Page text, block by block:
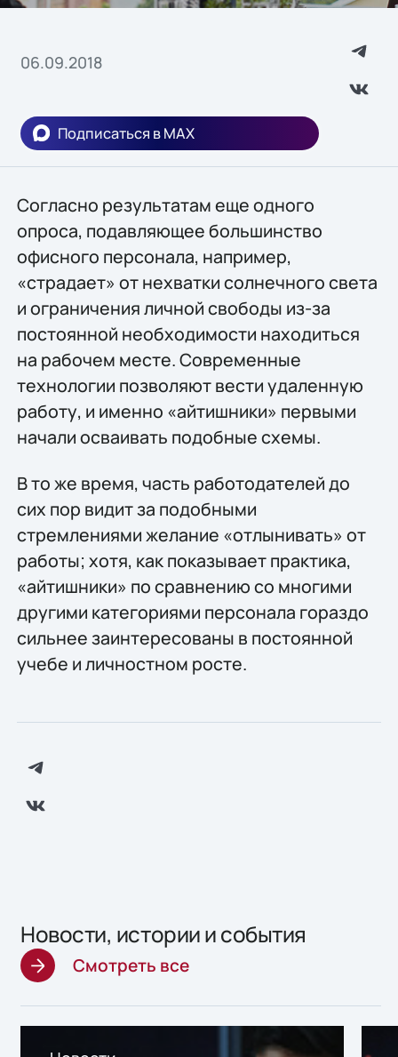
06.09.2018
Подписаться в MAX
Согласно результатам еще одного
опроса, подавляющее большинство
офисного персонала, например,
«страдает» от нехватки солнечного света
и ограничения личной свободы из-за
постоянной необходимости находиться
на рабочем месте. Современные
технологии позволяют вести удаленную
работу, и именно «айтишники» первыми
начали осваивать подобные схемы.
В то же время, часть работодателей до
сих пор видит за подобными
стремлениями желание «отлынивать» от
работы; хотя, как показывает практика,
«айтишники» по сравнению со многими
другими категориями персонала гораздо
сильнее заинтересованы в постоянной
учебе и личностном росте.
Новости, истории и события
Смотреть все